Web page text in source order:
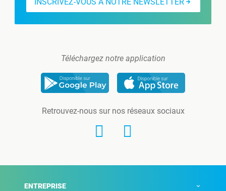
Téléchargez notre application
Retrouvez-nous sur nos réseaux sociaux
ENTREPRISE